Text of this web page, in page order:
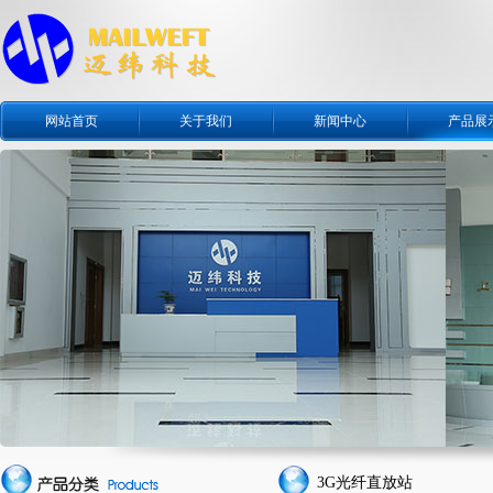
网站首页 关于我们 新闻中心 产品展
3G光纤直放站